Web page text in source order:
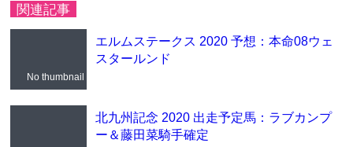
関連記事
No thumbnail
エルムステークス 2020 予想：本命08ウェ
スタールンド
北九州記念 2020 出走予定馬：ラブカンプ
ー＆藤田菜騎手確定